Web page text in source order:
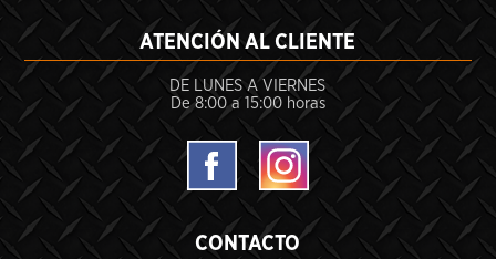
ATENCIÓN AL CLIENTE
DE LUNES A VIERNES
De 8:00 a 15:00 horas
CONTACTO